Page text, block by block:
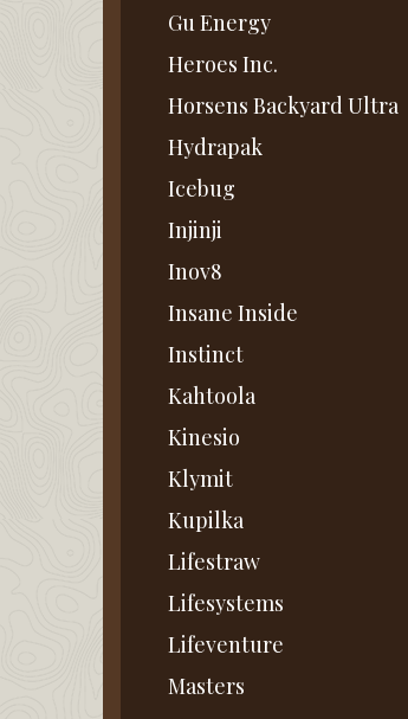
Gu Energy
Heroes Inc.
Horsens Backyard Ultra
Hydrapak
Icebug
Injinji
Inov8
Insane Inside
Instinct
Kahtoola
Kinesio
Klymit
Kupilka
Lifestraw
Lifesystems
Lifeventure
Masters